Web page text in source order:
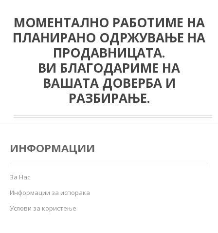
МОМЕНТАЛНО РАБОТИМЕ НА
ПЛАНИРАНО ОДРЖУВАЊЕ НА
ПРОДАВНИЦАТА.
ВИ БЛАГОДАРИМЕ НА
ВАШАТА ДОВЕРБА И
РАЗБИРАЊЕ.
ИНФОРМАЦИИ
За Нас
Информации за испорака
Услови за користење